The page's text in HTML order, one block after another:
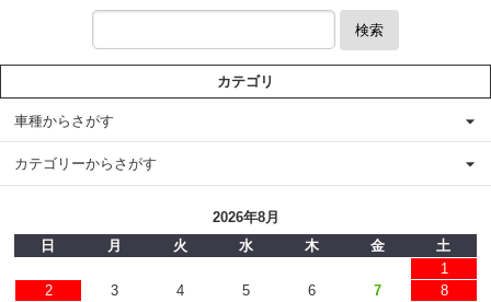
検索
カテゴリ
車種からさがす
カテゴリーからさがす
2026年8月
日
月 火 水 木 金
土
1
2
3 4 5 6 7
8